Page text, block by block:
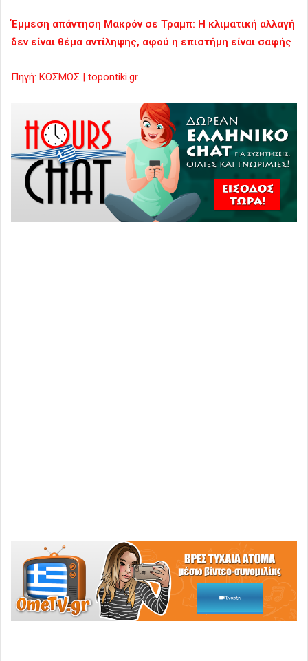
Έμμεση απάντηση Μακρόν σε Τραμπ: Η κλιματική αλλαγή
δεν είναι θέμα αντίληψης, αφού η επιστήμη είναι σαφής
Πηγή: ΚΟΣΜΟΣ | topontiki.gr